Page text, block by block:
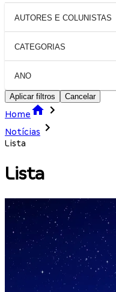
AUTORES E COLUNISTAS
CATEGORIAS
ANO
Aplicar filtros Cancelar
Home
Notícias
Lista
Lista